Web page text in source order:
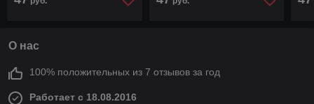
2480 и других моделей
О нас
100% положительных из 7 отзывов за год
Работает с 18.08.2016